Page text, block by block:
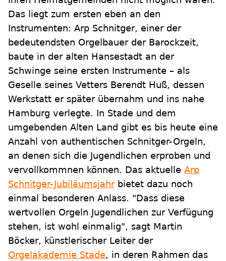
Das liegt zum ersten eben an den
Instrumenten: Arp Schnitger, einer der
bedeutendsten Orgelbauer der Barockzeit,
baute in der alten Hansestadt an der
Schwinge seine ersten Instrumente – als
Geselle seines Vetters Berendt Huß, dessen
Werkstatt er später übernahm und ins nahe
Hamburg verlegte. In Stade und dem
umgebenden Alten Land gibt es bis heute eine
Anzahl von authentischen Schnitger-Orgeln,
an denen sich die Jugendlichen erproben und
vervollkommnen können. Das aktuelle Arp
Schnitger-Jubiläumsjahrbietet dazu noch
einmal besonderen Anlass. "Dass diese
wertvollen Orgeln Jugendlichen zur Verfügung
stehen, ist wohl einmalig", sagt Martin
Böcker, künstlerischer Leiter der
Orgelakademie Stade, in deren Rahmen das